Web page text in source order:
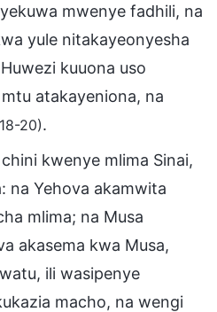
mwenye fadhili, na
yule nitakayeonyesha
kuuona uso
atakayeniona, na
20).
kwenye mlima Sinai,
na Yehova akamwita
mlima; na Musa
akasema kwa Musa,
ili wasipenye
macho, na wengi